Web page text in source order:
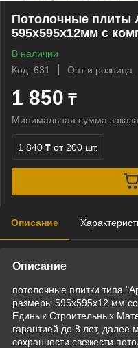
Потолочные плиты
595х595х12мм с
В наличии
Код: 631
Опт и розница
1 850 ₸
Минимальная сумма
1 840 ₸ от 200 шт.
Описание
Описание
потолочные плитки типа
размеры 595х595х12 мм
Единых Строительных
гарантией до 8 лет, далее
сохранности свежести